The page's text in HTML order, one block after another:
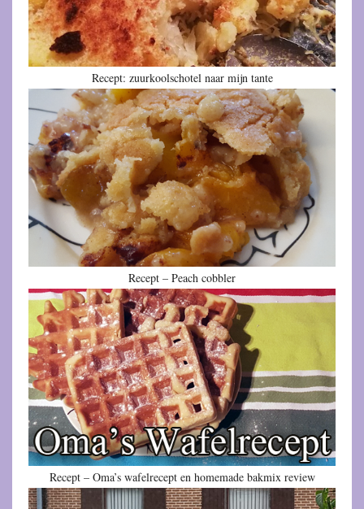
Recept: zuurkoolschotel naar mijn tante
Recept – Peach cobbler
Recept – Oma’s wafelrecept en homemade bakmix review